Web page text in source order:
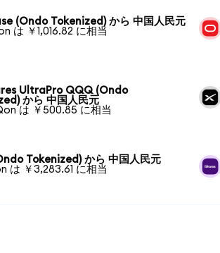
(Ondo Tokenized) から 中国人民元
は ￥1,016.82 に相当
UltraPro QQQ (Ondo
から 中国人民元
は ￥500.85 に相当
Tokenized) から 中国人民元
は ￥3,283.61 に相当